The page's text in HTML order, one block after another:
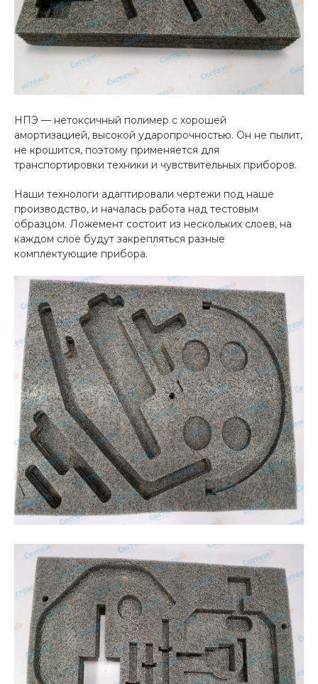
НПЭ — нетоксичный полимер с хорошей
амортизацией, высокой ударопрочностью. Он не пылит,
не крошится, поэтому применяется для
транспортировки техники и чувствительных приборов.
Наши технологи адаптировали чертежи под наше
производство, и началась работа над тестовым
образцом. Ложемент состоит из нескольких слоев, на
каждом слое будут закрепляться разные
комплектующие прибора.